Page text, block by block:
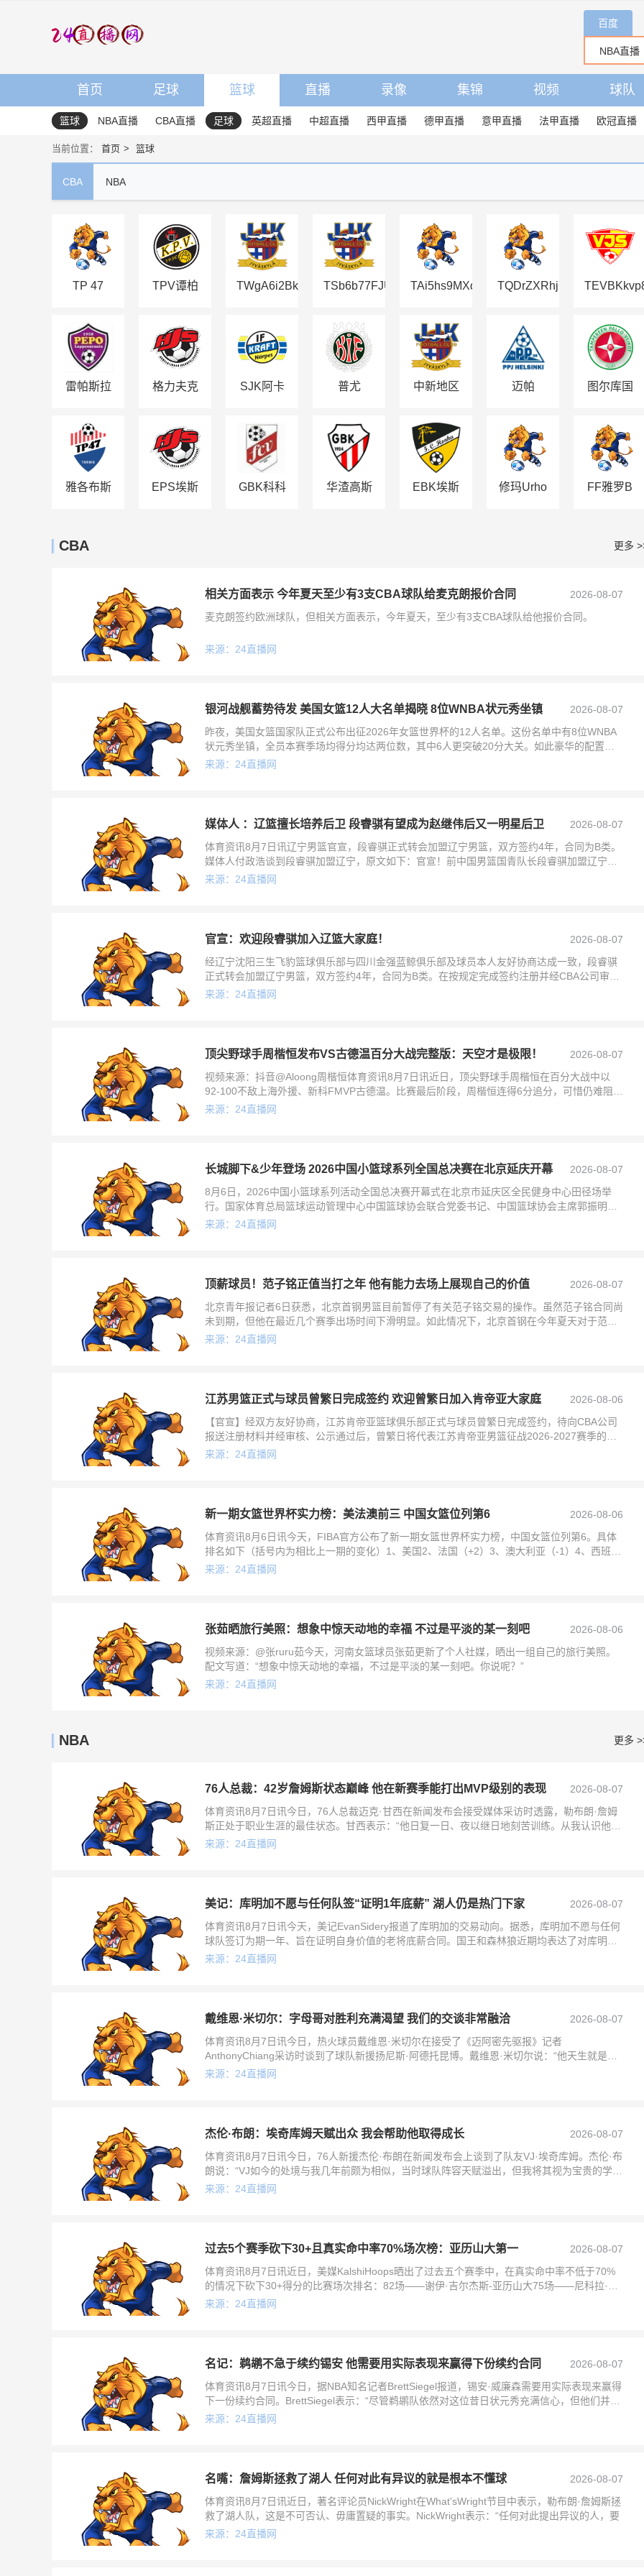
百度
首页 足球 篮球 直播 录像 集锦 视频 球队
篮球 NBA直播 CBA直播 足球 英超直播 中超直播 西甲直播 德甲直播 意甲直播 法甲直播 欧冠直播
当前位置： 首页 篮球
CBA NBA
TP 47 TPV谭柏 TWgA6i2BkUUY2pWw7SVDfHdymXq9dUobvB
TSb6b77FJUjdaoPcuUs6m7fN8isUP6DTsW
TAi5hs9MXqevf2nBVKqyBF8uoFcCJXE7Z7
雷帕斯拉 格力夫克 SJK阿卡
队
普尤 中新地区 迈帕 图尔库国
雅各布斯 EPS埃斯 GBK科科 华渣高斯 EBK埃斯 修玛Urho FF雅罗B
CBA 更多
相关方面表示 今年夏天至少有3支CBA球队给麦克朗报价合同
2026-08-07
麦克朗签约欧洲球队，但相关方面表示，今年夏天，至少有3支CBA球队给他报价合同。​​​
来源：24直播网
银河战舰蓄势待发 美国女篮12人大名单揭晓 8位WNBA状元秀坐镇
2026-08-07
昨夜，美国女篮国家队正式公布出征2026年女篮世界杯的12人名单。这份名单中有8位WNBA
状元秀坐镇，全员本赛季场均得分均达两位数，其中6人更突破20分大关。如此豪华的配置令
人瞠目，美国队剑指队史第1
来源：24直播网
媒体人 ：辽篮擅长培养后卫 段睿骐有望成为赵继伟后又一明星后卫
2026-08-07
体育资讯8月7日讯辽宁男篮官宣，段睿骐正式转会加盟辽宁男篮，双方签约4年，合同为B类。
媒体人付政浩谈到段睿骐加盟辽宁，原文如下：官宣！前中国男篮国青队长段睿骐加盟辽宁男
篮。段睿骐成功从四川男篮转会到辽宁
来源：24直播网
官宣：欢迎段睿骐加入辽篮大家庭！
2026-08-07
经辽宁沈阳三生飞豹篮球俱乐部与四川金强蓝鲸俱乐部及球员本人友好协商达成一致，段睿骐
正式转会加盟辽宁男篮，双方签约4年，合同为B类。在按规定完成签约注册并经CBA公司审核
通过后，段睿骐将正式成为辽宁本钢
来源：24直播网
顶尖野球手周楷恒发布VS古德温百分大战完整版：天空才是极限！
2026-08-07
视频来源：抖音@Aloong周楷恒体育资讯8月7日讯近日，顶尖野球手周楷恒在百分大战中以
92-100不敌上海外援、新科FMVP古德温。比赛最后阶段，周楷恒连得6分追分，可惜仍难阻古
德温最后用罚球绝杀了比
来源：24直播网
长城脚下&少年登场 2026中国小篮球系列全国总决赛在北京延庆开幕
2026-08-07
8月6日，2026中国小篮球系列活动全国总决赛开幕式在北京市延庆区全民健身中心田径场举
行。国家体育总局篮球运动管理中心中国篮球协会联合党委书记、中国篮球协会主席郭振明，
延庆区委书记于波，国家体育总局青
来源：24直播网
顶薪球员！范子铭正值当打之年 他有能力去场上展现自己的价值
2026-08-07
北京青年报记者6日获悉，北京首钢男篮目前暂停了有关范子铭交易的操作。虽然范子铭合同尚
未到期，但他在最近几个赛季出场时间下滑明显。如此情况下，北京首钢在今年夏天对于范子
铭的交易可能持开放态度。在此过程中
来源：24直播网
江苏男篮正式与球员曾繁日完成签约 欢迎曾繁日加入肯帝亚大家庭
2026-08-06
【官宣】经双方友好协商，江苏肯帝亚篮球俱乐部正式与球员曾繁日完成签约，待向CBA公司
报送注册材料并经审核、公示通过后，曾繁日将代表江苏肯帝亚男篮征战2026-2027赛季的
CBA联赛。欢迎曾繁日加入肯
来源：24直播网
新一期女篮世界杯实力榜：美法澳前三 中国女篮位列第6
2026-08-06
体育资讯8月6日讯今天，FIBA官方公布了新一期女篮世界杯实力榜，中国女篮位列第6。具体
排名如下（括号内为相比上一期的变化）1、美国2、法国（+2）3、澳大利亚（-1）4、西班牙
（+3）5、比利时（-2
来源：24直播网
张茹晒旅行美照：想象中惊天动地的幸福 不过是平淡的某一刻吧
2026-08-06
视频来源：@张ruru茹今天，河南女篮球员张茹更新了个人社媒，晒出一组自己的旅行美照。
配文写道：“想象中惊天动地的幸福，不过是平淡的某一刻吧。你说呢？”
来源：24直播网
NBA 更多
76人总裁：42岁詹姆斯状态巅峰 他在新赛季能打出MVP级别的表现
2026-08-07
体育资讯8月7日讯今日，76人总裁迈克·甘西在新闻发布会接受媒体采访时透露，勒布朗·詹姆
斯正处于职业生涯的最佳状态。甘西表示：“他日复一日、夜以继日地刻苦训练。从我认识他时
那个十几岁的青涩少年，到如今即
来源：24直播网
美记：库明加不愿与任何队签“证明1年底薪” 湖人仍是热门下家
2026-08-07
体育资讯8月7日讯今天，美记EvanSidery报道了库明加的交易动向。据悉，库明加不愿与任何
球队签订为期一年、旨在证明自身价值的老将底薪合同。国王和森林狼近期均表达了对库明加
的兴趣，但底薪条款导致谈判
来源：24直播网
戴维恩·米切尔：字母哥对胜利充满渴望 我们的交谈非常融洽
2026-08-07
体育资讯8月7日讯今日，热火球员戴维恩·米切尔在接受了《迈阿密先驱报》记者
AnthonyChiang采访时谈到了球队新援扬尼斯·阿德托昆博。戴维恩·米切尔说：“他天生就是赢
家，对胜利充满渴望。对我而言，
来源：24直播网
杰伦·布朗：埃奇库姆天赋出众 我会帮助他取得成长
2026-08-07
体育资讯8月7日讯今日，76人新援杰伦·布朗在新闻发布会上谈到了队友VJ·埃奇库姆。杰伦·布
朗说：“VJ如今的处境与我几年前颇为相似，当时球队阵容天赋溢出，但我将其视为宝贵的学习
契机。我会时常提点VJ，
来源：24直播网
过去5个赛季砍下30+且真实命中率70%场次榜：亚历山大第一
2026-08-07
体育资讯8月7日讯近日，美媒KalshiHoops晒出了过去五个赛季中，在真实命中率不低于70%
的情况下砍下30+得分的比赛场次排名：82场——谢伊·吉尔杰斯-亚历山大75场——尼科拉·约
基奇66场——
来源：24直播网
名记：鹈鹕不急于续约锡安 他需要用实际表现来赢得下份续约合同
2026-08-07
体育资讯8月7日讯今日，据NBA知名记者BrettSiegel报道，锡安·威廉森需要用实际表现来赢得
下一份续约合同。BrettSiegel表示：“尽管鹈鹕队依然对这位昔日状元秀充满信心，但他们并不
急于与
来源：24直播网
名嘴：詹姆斯拯救了湖人 任何对此有异议的就是根本不懂球
2026-08-07
体育资讯8月7日讯近日，著名评论员NickWright在What'sWright节目中表示，勒布朗·詹姆斯拯
救了湖人队，这是不可否认、毋庸置疑的事实。NickWright表示：“任何对此提出异议的人，要
来源：24直播网